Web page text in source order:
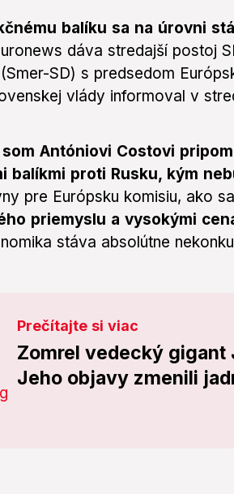
balíku sa na úrovni
dáva stredajší postoj
SD) s predsedom
vlády informoval v
som Antóniovi Costovi
balíkmi proti Rusku, kým
pre Európsku komisiu, ako sa
priemyslu a vysokými
stáva absolútne
Prečítajte si viac
Zomrel vedecký gigant
Jeho objavy zmenili